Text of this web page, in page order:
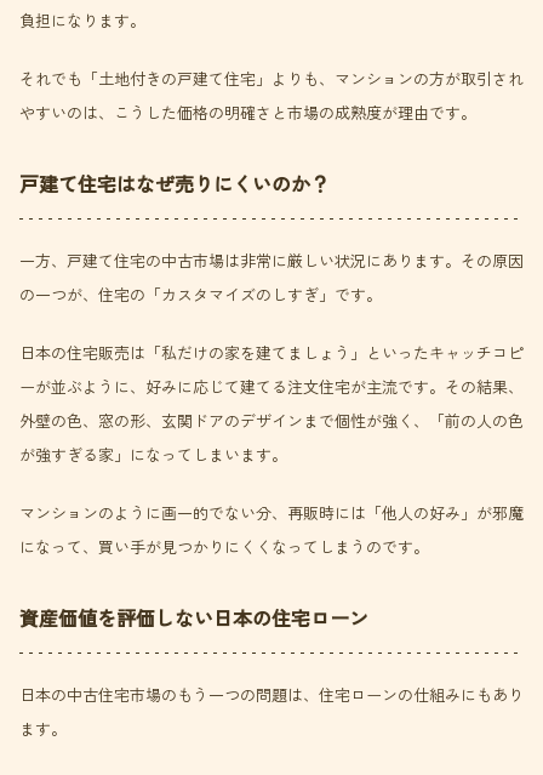
負担になります。
それでも「土地付きの戸建て住宅」よりも、マンションの方が取引され
やすいのは、こうした価格の明確さと市場の成熟度が理由です。
戸建て住宅はなぜ売りにくいのか？
一方、戸建て住宅の中古市場は非常に厳しい状況にあります。その原因
の一つが、住宅の「カスタマイズのしすぎ」です。
日本の住宅販売は「私だけの家を建てましょう」といったキャッチコピ
ーが並ぶように、好みに応じて建てる注文住宅が主流です。その結果、
外壁の色、窓の形、玄関ドアのデザインまで個性が強く、「前の人の色
が強すぎる家」になってしまいます。
マンションのように画一的でない分、再販時には「他人の好み」が邪魔
になって、買い手が見つかりにくくなってしまうのです。
資産価値を評価しない日本の住宅ローン
日本の中古住宅市場のもう一つの問題は、住宅ローンの仕組みにもあり
ます。